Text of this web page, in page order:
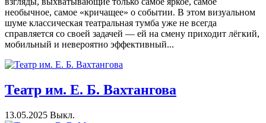
необычное, самое «кричащее» о событии. В этом визуальном
шуме классическая театральная тумба уже не всегда
справляется со своей задачей — ей на смену приходит лёгкий,
мобильный и невероятно эффективный...
Театр им. Е. Б. Вахтангова
13.05.2025 Выкл.